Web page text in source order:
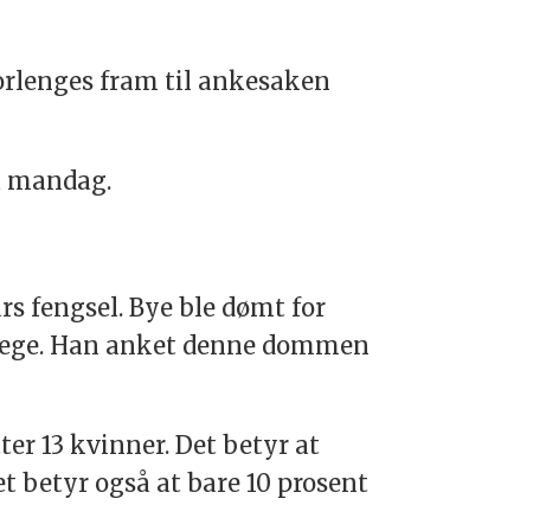
fram til ankesaken
fengsel. Bye ble dømt for
Han anket denne dommen
13 kvinner. Det betyr at
betyr også at bare 10 prosent